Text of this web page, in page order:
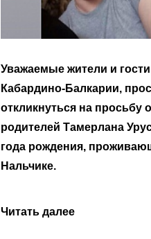
Уважаемые земляки и все
неравнодушные граждане.
Читать далее